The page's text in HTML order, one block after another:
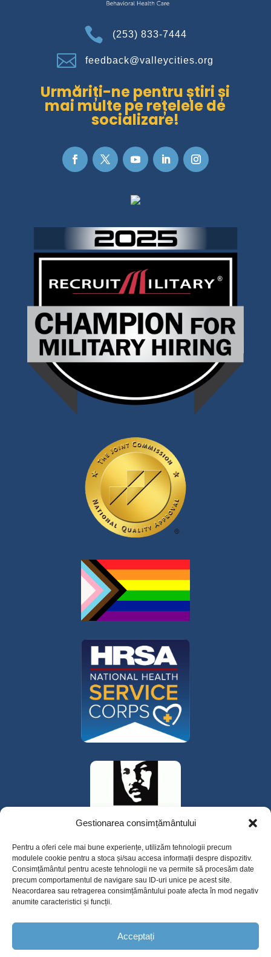
Gestionarea consimțământului
Pentru a oferi cele mai bune experiențe, utilizăm tehnologii precum
modulele cookie pentru a stoca și/sau accesa informații despre dispozitiv.
Consimțământul pentru aceste tehnologii ne va permite să procesăm date
precum comportamentul de navigare sau ID-uri unice pe acest site.
Neacordarea sau retragerea consimțământului poate afecta în mod negativ
anumite caracteristici și funcții.
Acceptați
 (253) 833-7444
 feedback@valleycities.org
Urmăriți-ne pentru știri și
mai multe pe rețelele de
socializare!
325 W Gowe Street, Kent, Washington 98032
Copyright 2025 Valley Cities Behavioral